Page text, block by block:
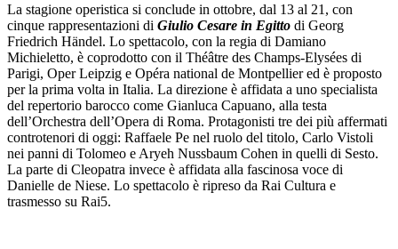
La stagione operistica si conclude in ottobre, dal 13 al 21, con
cinque rappresentazioni di Giulio Cesare in Egitto di Georg
Friedrich Händel. Lo spettacolo, con la regia di Damiano
Michieletto, è coprodotto con il Théâtre des Champs-Elysées di
Parigi, Oper Leipzig e Opéra national de Montpellier ed è proposto
per la prima volta in Italia. La direzione è affidata a uno specialista
del repertorio barocco come Gianluca Capuano, alla testa
dell’Orchestra dell’Opera di Roma. Protagonisti tre dei più affermati
controtenori di oggi: Raffaele Pe nel ruolo del titolo, Carlo Vistoli
nei panni di Tolomeo e Aryeh Nussbaum Cohen in quelli di Sesto.
La parte di Cleopatra invece è affidata alla fascinosa voce di
Danielle de Niese. Lo spettacolo è ripreso da Rai Cultura e
trasmesso su Rai5.